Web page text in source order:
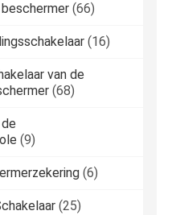
(66)
(16)
van de
(68)
(9)
(6)
(25)